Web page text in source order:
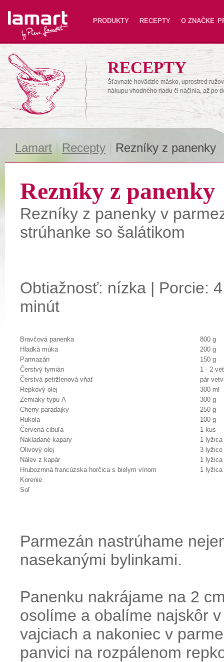
Lamart PRODUKTY RECEPTY O ZNAČKE
RECEPTY
Šťavnaté hovädzie mäsko, uprostred
nákupu vhodného riadu či náčinia, až po
Lamart Recepty Rezníky z panenky
Rezníky z panenky
Rezníky z panenky v
strúhanke so šalátikom
Obtiažnosť: nízka | Porcie:
minút
Bravčová panenka
800 g
Hladká múka
200 g
Parmazán
150 g
Čerstvý tymián
1 - 2
Čerstvá petržlenová vňať
pár
Repkový olej
300 ml
Zemiaky typu A
300 g
Cherry paradajky
250 g
Rukola
100 g
Červená cibuľa
1 kus
Nakladané kapary
1 lyžica
Olivový olej
3 lyžice
Nálev z kapár
1 lyžica
Hrubozrnná francúzska horčica s bielym vínom
1 lyžica
Korenie
Soľ
Parmezán nastrúhame
nasekanými bylinkami.
Panenku nakrájame na 2
osolíme a obalíme najskôr
vajciach a nakoniec v
panvici na rozpálenom